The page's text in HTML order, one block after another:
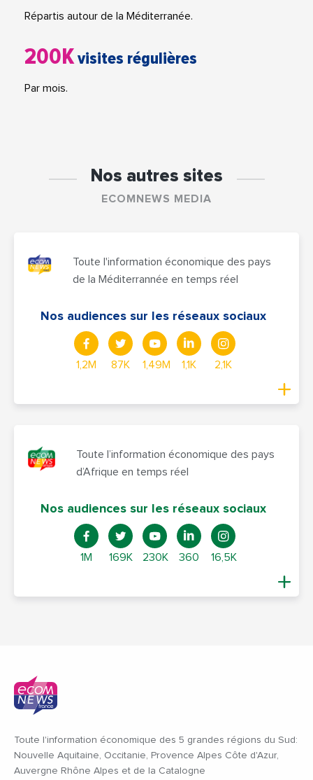
Répartis autour de la Méditerranée.
200Kvisites régulières
Par mois.
Nos autres sites
ECOMNEWS MEDIA
Toute l'information économique des pays
de la Méditerrannée en temps réel
Nos audiences sur les réseaux sociaux
1,2M 87K 1,49M 1,1K 2,1K
Toute l’information économique des pays
d’Afrique en temps réel
Nos audiences sur les réseaux sociaux
1M 169K 230K 360 16,5K
Toute l'information économique des 5 grandes régions du Sud:
Nouvelle Aquitaine, Occitanie, Provence Alpes Côte d'Azur,
Auvergne Rhône Alpes et de la Catalogne